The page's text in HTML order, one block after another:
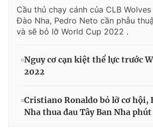
Cầu thủ chạy cánh của CLB
Đào Nha, Pedro Neto cần phẫu
và sẽ bỏ lỡ World Cup 2022 .
Nguy cơ cạn kiệt thể lực trước
2022
Cristiano Ronaldo bỏ lỡ cơ hội,
Nha thua đau Tây Ban Nha phút